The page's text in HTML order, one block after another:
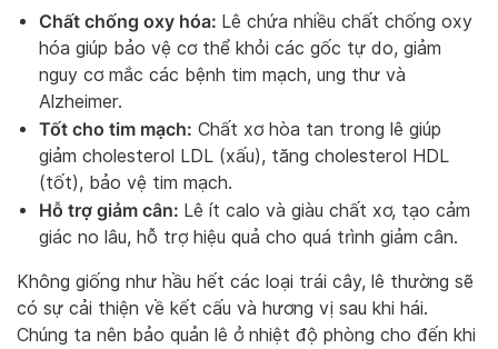
Chất chống oxy hóa: Lê chứa nhiều chất chống oxy
hóa giúp bảo vệ cơ thể khỏi các gốc tự do, giảm
nguy cơ mắc các bệnh tim mạch, ung thư và
Alzheimer.
Tốt cho tim mạch: Chất xơ hòa tan trong lê giúp
giảm cholesterol LDL (xấu), tăng cholesterol HDL
(tốt), bảo vệ tim mạch.
Hỗ trợ giảm cân: Lê ít calo và giàu chất xơ, tạo cảm
giác no lâu, hỗ trợ hiệu quả cho quá trình giảm cân.
Không giống như hầu hết các loại trái cây, lê thường sẽ
có sự cải thiện về kết cấu và hương vị sau khi hái.
Chúng ta nên bảo quản lê ở nhiệt độ phòng cho đến khi